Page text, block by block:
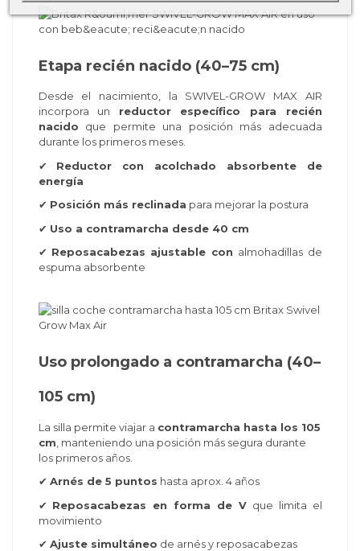
Etapa recién nacido (40–75 cm)
Desde el nacimiento, la SWIVEL-GROW MAX AIR
incorpora un reductor específico para recién
nacido que permite una posición más adecuada
durante los primeros meses.
✔ Reductor con acolchado absorbente de
energía
✔ Posición más reclinada para mejorar la postura
✔ Uso a contramarcha desde 40 cm
✔ Reposacabezas ajustable con almohadillas de
espuma absorbente
Uso prolongado a contramarcha (40–
105 cm)
La silla permite viajar a contramarcha hasta los 105
cm , manteniendo una posición más segura durante
los primeros años.
✔ Arnés de 5 puntos hasta aprox. 4 años
✔ Reposacabezas en forma de Vque limita el
movimiento
✔ Ajuste simultáneo de arnés y reposacabezas